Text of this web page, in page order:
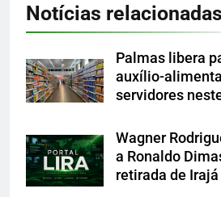
Notícias relacionadas
Palmas libera
auxílio-
servidores
Wagner
a Ronaldo
retirada de Irajá